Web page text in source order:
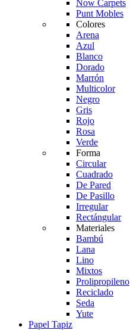
Now Carpets
Punt Mobles
Colores
Arena
Azul
Blanco
Dorado
Marrón
Multicolor
Negro
Gris
Rojo
Rosa
Verde
Forma
Circular
Cuadrado
De Pared
De Pasillo
Irregular
Rectángular
Materiales
Bambú
Lana
Lino
Mixtos
Prolipropileno
Reciclado
Seda
Yute
Papel Tapiz